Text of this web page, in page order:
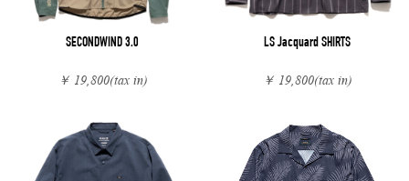
SECONDWIND 3.0
￥ 19,800(tax in)
LS Jacquard SHIRTS
￥ 19,800(tax in)